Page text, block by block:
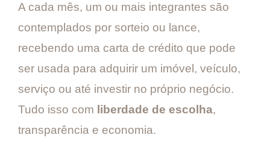
A cada mês, um ou mais integrantes são
contemplados por sorteio ou lance,
recebendo uma carta de crédito que pode
ser usada para adquirir um imóvel, veículo,
serviço ou até investir no próprio negócio.
Tudo isso com liberdade de escolha,
transparência e economia.